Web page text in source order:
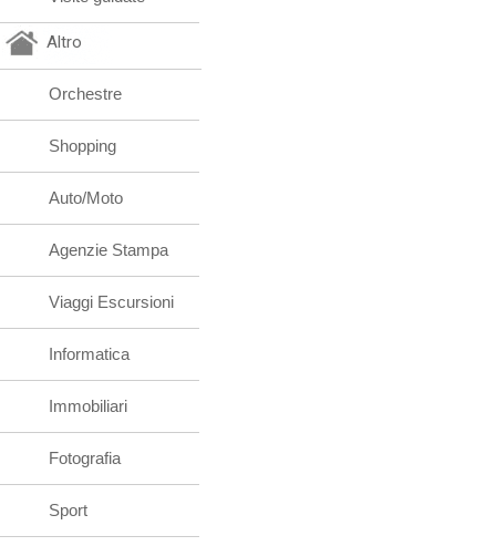
Altro
Orchestre
Shopping
Auto/Moto
Agenzie Stampa
Viaggi Escursioni
Informatica
Immobiliari
Fotografia
Sport